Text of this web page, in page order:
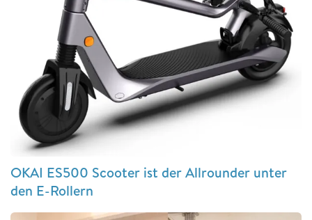
OKAI ES500 Scooter ist der Allrounder unter
den E-Rollern